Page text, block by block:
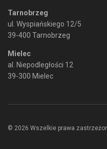
Tarnobrzeg
ul. Wyspiańskiego 12/5
39-400 Tarnobrzeg
Mielec
al. Niepodległości 12
39-300 Mielec
© 2026 Wszelkie prawa